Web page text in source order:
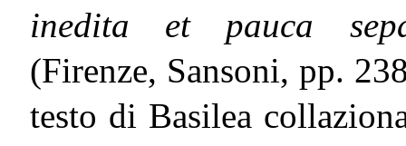
inedita et pauca
(Firenze, Sansoni, pp.
testo di Basilea